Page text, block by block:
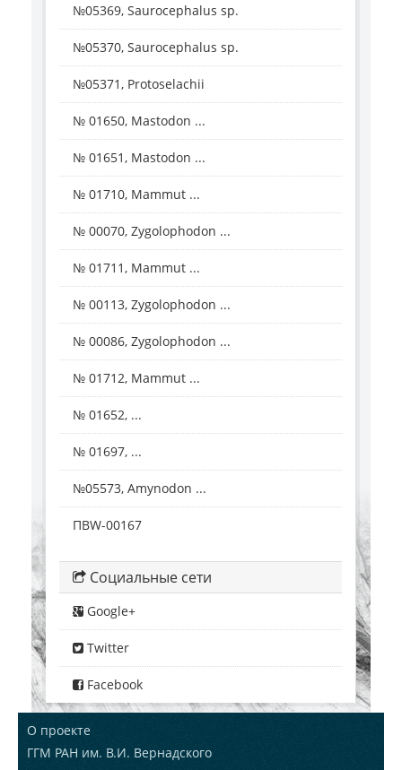
№05369, Saurocephalus sp.
№05370, Saurocephalus sp.
№05371, Protoselachii
№ 01650, Mastodon ...
№ 01651, Mastodon ...
№ 01710, Mammut ...
№ 00070, Zygolophodon ...
№ 01711, Mammut ...
№ 00113, Zygolophodon ...
№ 00086, Zygolophodon ...
№ 01712, Mammut ...
№ 01652, ...
№ 01697, ...
№05573, Amynodon ...
ПВW-00167
Социальные сети
Google+
Twitter
Facebook
О проекте
ГГМ РАН им. В.И. Вернадского